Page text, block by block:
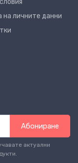
на личните данни
Абониране
актуални